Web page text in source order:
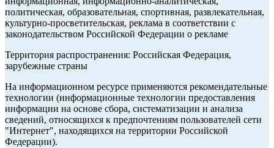
политическая, образовательная, спортивная, развлекательная,
культурно-просветительская, реклама в соответствии с
законодательством Российской Федерации о рекламе
Территория распространения: Российская Федерация,
зарубежные страны
На информационном ресурсе применяются рекомендательные
технологии (информационные технологии предоставления
информации на основе сбора, систематизации и анализа
сведений, относящихся к предпочтениям пользователей сети
"Интернет", находящихся на территории Российской
Федерации).